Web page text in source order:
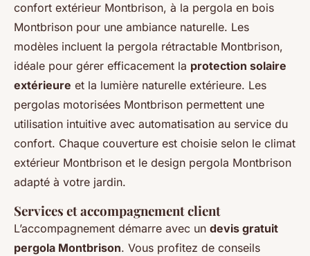
confort extérieur Montbrison, à la pergola en bois
Montbrison pour une ambiance naturelle. Les
modèles incluent la pergola rétractable Montbrison,
idéale pour gérer efficacement la protection solaire
extérieure et la lumière naturelle extérieure. Les
pergolas motorisées Montbrison permettent une
utilisation intuitive avec automatisation au service du
confort. Chaque couverture est choisie selon le climat
extérieur Montbrison et le design pergola Montbrison
adapté à votre jardin.
Services et accompagnement client
L’accompagnement démarre avec un devis gratuit
pergola Montbrison. Vous profitez de conseils